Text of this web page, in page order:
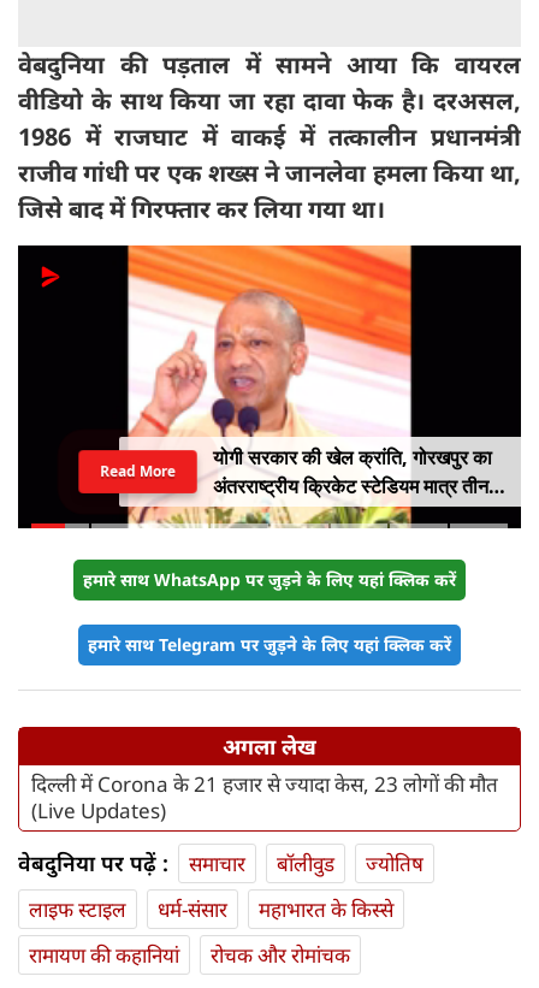
वेबदुनिया की पड़ताल में सामने आया कि वायरल
वीडियो के साथ किया जा रहा दावा फेक है। दरअसल,
1986 में राजघाट में वाकई में तत्कालीन प्रधानमंत्री
राजीव गांधी पर एक शख्स ने जानलेवा हमला किया था,
जिसे बाद में गिरफ्तार कर लिया गया था।
योगी सरकार की खेल क्रांति, गोरखपुर का
अंतरराष्ट्रीय क्रिकेट स्टेडियम मात्र तीन
महीने में लगभग 20% तैयार
Read More
हमारे साथ WhatsApp पर जुड़ने के लिए यहां क्लिक करें
हमारे साथ Telegram पर जुड़ने के लिए यहां क्लिक करें
अगला लेख
दिल्ली में Corona के 21 हजार से ज्यादा केस, 23 लोगों की मौत
(Live Updates)
वेबदुनिया पर पढ़ें : समाचार बॉलीवुड
ज्योतिष
लाइफ स्‍टाइल
धर्म-संसार
महाभारत के किस्से
रामायण की कहानियां
रोचक और रोमांचक